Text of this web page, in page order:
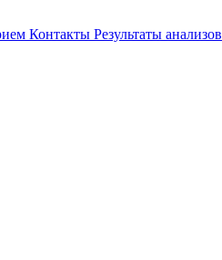
Контакты Результаты анализов